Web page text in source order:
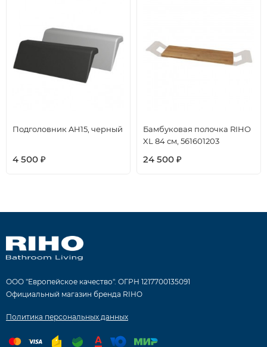
Подголовник AH15, черный
4 500 ₽
Бамбуковая полочка RIHO
XL 84 см, 561601203
24 500 ₽
ООО "Европейское качество". ОГРН 1217700135091
Официальный магазин бренда RIHO
Политика персональных данных